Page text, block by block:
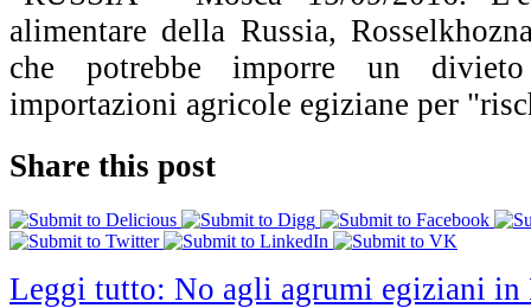
alimentare della Russia,
che potrebbe imporre un divieto
importazioni agricole egiziane per
Share this post
Leggi tutto: No agli agrumi egiziani in